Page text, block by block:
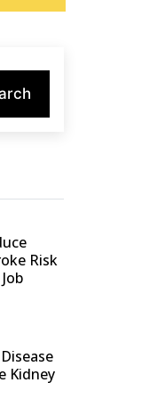
Risk
Kidney